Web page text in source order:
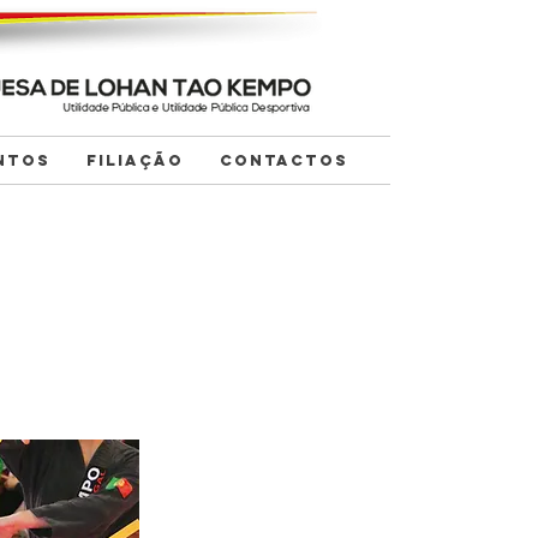
FILIAÇÃO CONTACTOS